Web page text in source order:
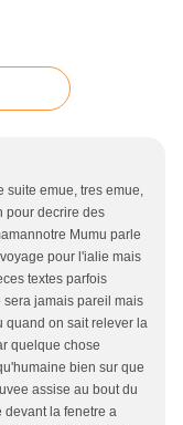
suite emue, tres emue,
pour decrire des
Mumu parle
pour l'ialie mais
textes parfois
jamais pareil mais
quand on sait relever la
quelque chose
bien sur que
assise au bout du
devant la fenetre a